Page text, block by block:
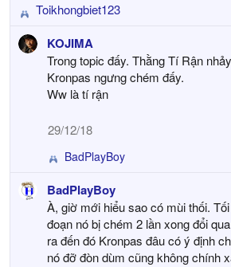
R
e
a
Toikhongbiet123
KOJIMA
Trong topic đấy. Thằng Tí Rận
Kronpas ngưng chém đấy.
Ww là tí rận
29/12/18
R
a
c
t
i
o
BadPlayBoy
BadPlayBoy
À, giờ mới hiểu sao có mùi thối.
đoạn nó bị chém 2 lần xong đổi
ra đến đó Kronpas đâu có ý định
nó đỡ đòn dùm cũng không chính